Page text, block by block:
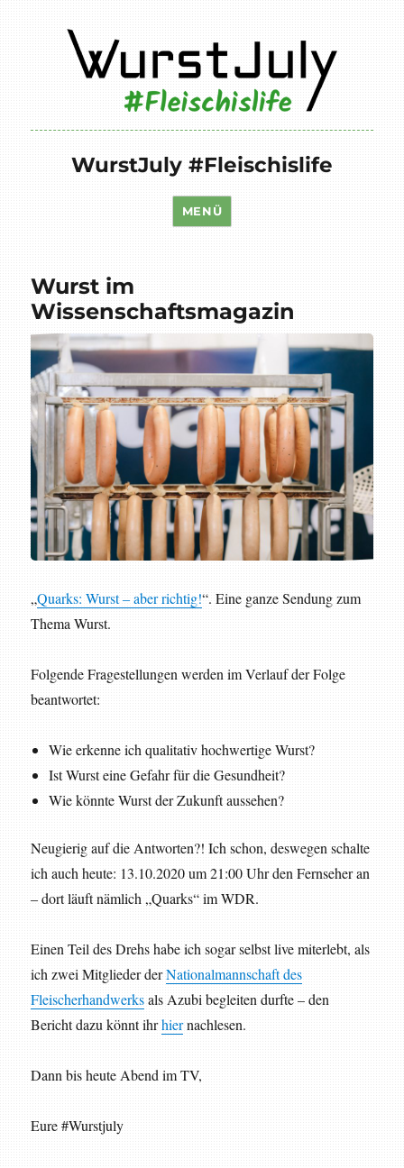
WurstJuly #Fleischislife
MENÜ
Wurst im
Wissenschaftsmagazin
„Quarks: Wurst – aber richtig!“. Eine ganze Sendung zum
Thema Wurst.
Folgende Fragestellungen werden im Verlauf der Folge
beantwortet:
Wie erkenne ich qualitativ hochwertige Wurst?
Ist Wurst eine Gefahr für die Gesundheit?
Wie könnte Wurst der Zukunft aussehen?
Neugierig auf die Antworten?! Ich schon, deswegen schalte
ich auch heute: 13.10.2020 um 21:00 Uhr den Fernseher an
– dort läuft nämlich „Quarks“ im WDR.
Einen Teil des Drehs habe ich sogar selbst live miterlebt, als
ich zwei Mitglieder derNationalmannschaft des
Fleischerhandwerksals Azubi begleiten durfte – den
Bericht dazu könnt ihrhiernachlesen.
Dann bis heute Abend im TV,
Eure #Wurstjuly